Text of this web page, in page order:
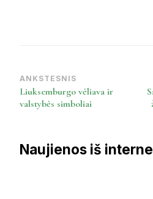
Post
Navigation
ANKSTESNIS
Liuksemburgo vėliava ir
valstybės simboliai
Naujienos iš